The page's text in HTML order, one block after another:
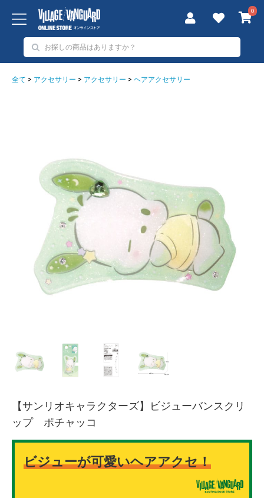
0
全て > アクセサリー > アクセサリー > ヘアアクセサリー
【サンリオキャラクターズ】ビジューバンスクリ
ップ ポチャッコ
ビジューが可愛いヘアアクセ！